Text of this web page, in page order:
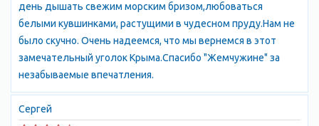
день дышать свежим морским бризом,любоваться
белыми кувшинками, растущими в чудесном пруду.Нам не
было скучно. Очень надеемся, что мы вернемся в этот
замечательный уголок Крыма.Спасибо "Жемчужине" за
незабываемые впечатления.
Сергей